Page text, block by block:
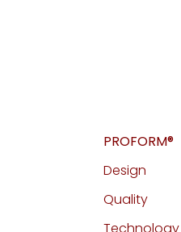
PROFORM®
Design
Quality
Technology